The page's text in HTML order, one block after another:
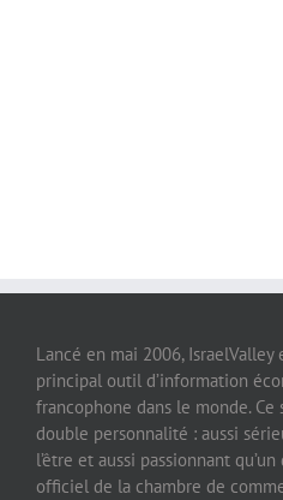
Lancé en mai 2006,
principal outil d’information
francophone dans le monde. Ce
double personnalité : aussi
l’être et aussi passionnant
officiel de la chambre de